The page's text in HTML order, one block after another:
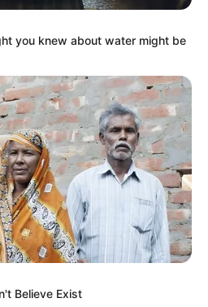
– Πώς οι επιτήδειοι
πολίτες
Βρήκαν νεκρή από
μια τεράστια αρκούδα 300
49χρονο φυγόδικο της
στην Αθήνα
στήσει υπερσύγχρονα
μέχρι και στην
you knew about water might be
Believe Exist